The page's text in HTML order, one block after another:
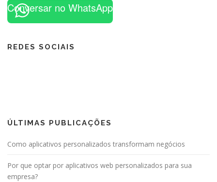
Conversar no WhatsApp
REDES SOCIAIS
ÚLTIMAS PUBLICAÇÕES
Como aplicativos personalizados transformam negócios
Por que optar por aplicativos web personalizados para sua
empresa?